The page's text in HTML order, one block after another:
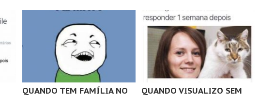
QUANDO TEM FAMÍLIA NO
QUANDO VISUALIZO SEM